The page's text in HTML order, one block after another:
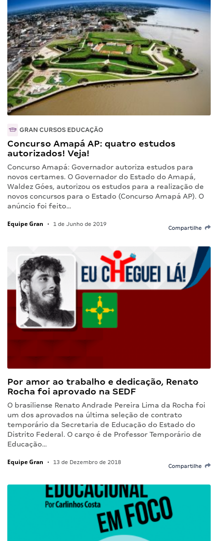
GRAN CURSOS EDUCAÇÃO
Concurso Amapá AP: quatro estudos
autorizados! Veja!
Concurso Amapá: Governador autoriza estudos para
novos certames. O Governador do Estado do Amapá,
Waldez Góes, autorizou os estudos para a realização de
novos concursos para o Estado (Concurso Amapá AP). O
anúncio foi feito…
Equipe Gran • 1 de Junho de 2019
Compartilhe
Por amor ao trabalho e dedicação, Renato
Rocha foi aprovado na SEDF
O brasiliense Renato Andrade Pereira Lima da Rocha foi
um dos aprovados na última seleção de contrato
temporário da Secretaria de Educação do Estado do
Distrito Federal. O cargo é de Professor Temporário de
Educação…
Equipe Gran • 13 de Dezembro de 2018
Compartilhe